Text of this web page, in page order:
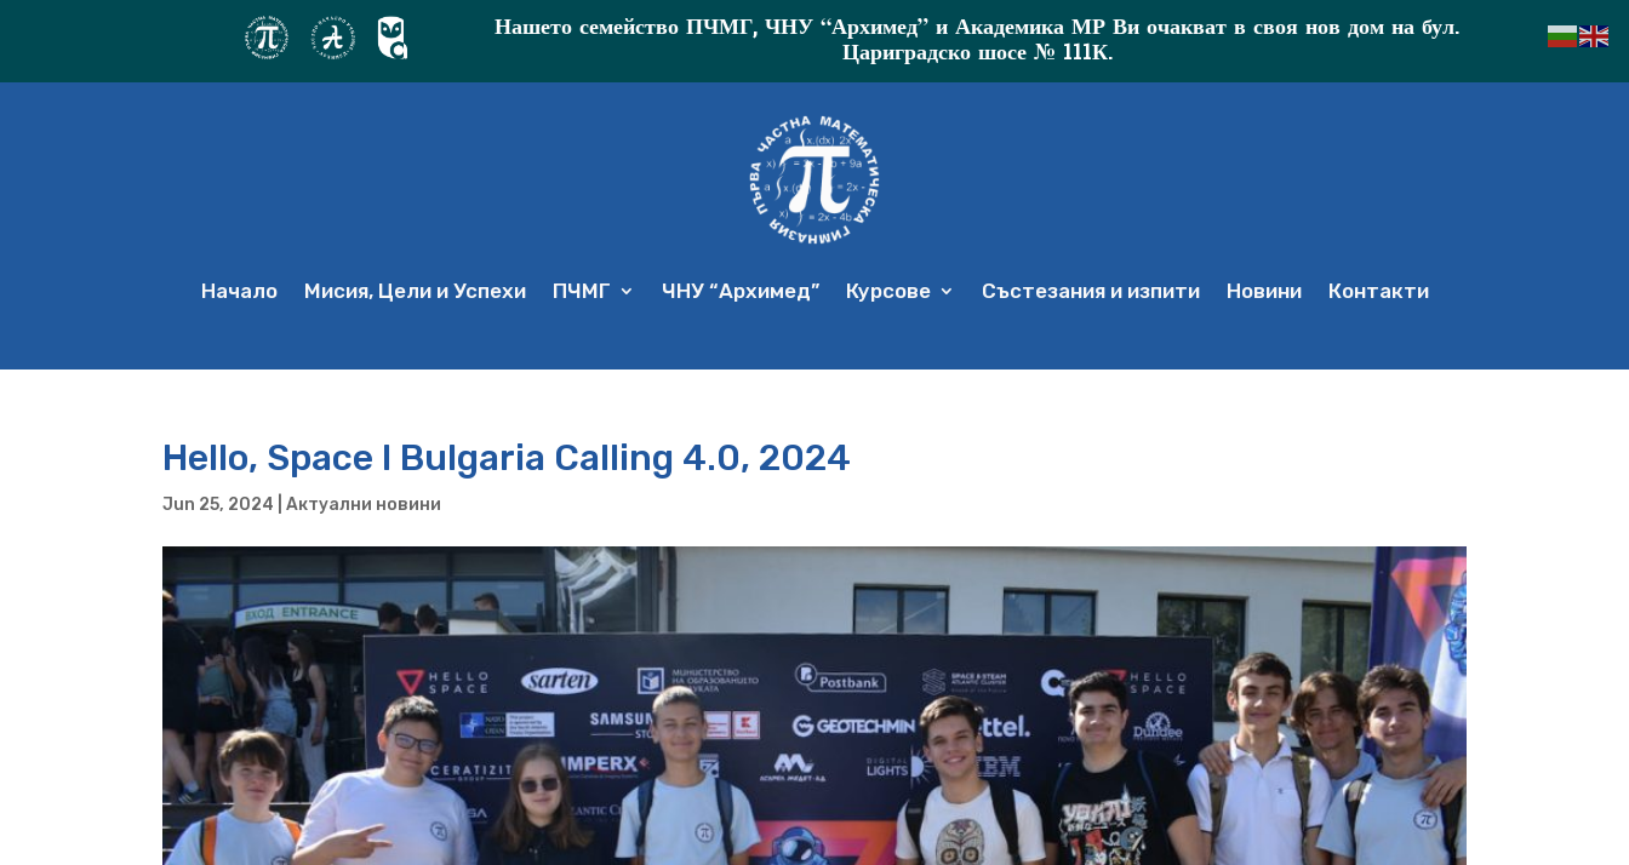
Нашето семейство ПЧМГ, ЧНУ “Архимед” и Академика МР Ви очакват в своя нов дом на бул.
Цариградско шосе № 111К.
Начало Мисия, Цели и Успехи ПЧМГ ЧНУ “Архимед” Курсове Състезания и изпити Новини Контакти
Hello, Space I Bulgaria Calling 4.0, 2024
Jun 25, 2024 |Актуални новини